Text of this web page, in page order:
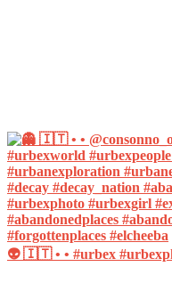
👽 🇮🇹 • • #urbex